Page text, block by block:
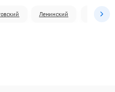
Ленинский